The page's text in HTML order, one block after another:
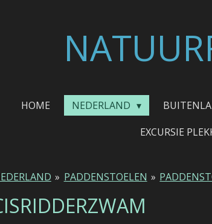
HOME NEDERLAND
EXCURSIE
» PADDENSTOELEN »